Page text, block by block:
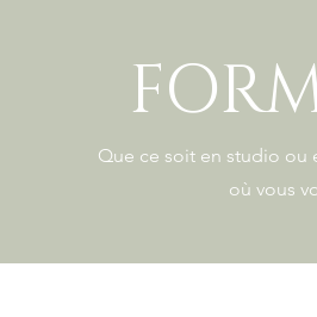
Que ce soit en studio ou
où vous